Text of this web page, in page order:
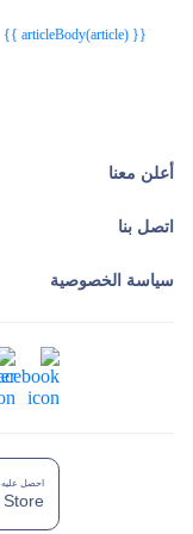
{{ articleBody(article) }}
أعلن معنا
اتصل بنا
سياسة الخصوصية
احصل